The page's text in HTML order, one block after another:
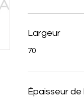
Largeur
70
Épaisseur